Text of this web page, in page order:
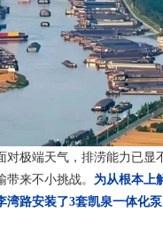
对极端天气，排涝能力已显
来不小挑战。 为从根本上
湾路安装了3套凯泉一体化泵